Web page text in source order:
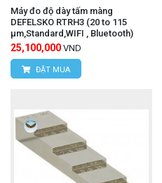
Máy đo độ dày tấm màng
DEFELSKO RTRH3 (20 to 115
μm,Standard,WIFI , Bluetooth)
25,100,000 VND
ĐẶT MUA